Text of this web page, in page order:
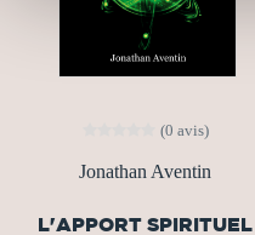
(0 avis)
Jonathan Aventin
L'APPORT SPIRITUEL